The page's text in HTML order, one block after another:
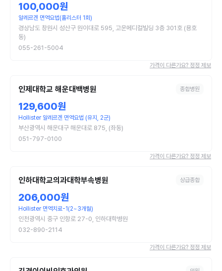
100,000원
알레르겐 면역요법(홀리스터 1회)
경상남도 창원시 성산구 원이대로 595, 고운메디컬빌딩 3층 301호 (용호
동)
055-261-5004
가격이 다른가요? 정정 제보
인제대학교 해운대백병원 종합병원
129,600원
Hollister 알레르겐 면역요법 (유지, 2군)
부산광역시 해운대구 해운대로 875, (좌동)
051-797-0100
가격이 다른가요? 정정 제보
인하대학교의과대학부속병원 상급종합
206,000원
Hollister 면역치료-1(2~3개월)
인천광역시 중구 인항로 27-0, 인하대학병원
032-890-2114
가격이 다른가요? 정정 제보